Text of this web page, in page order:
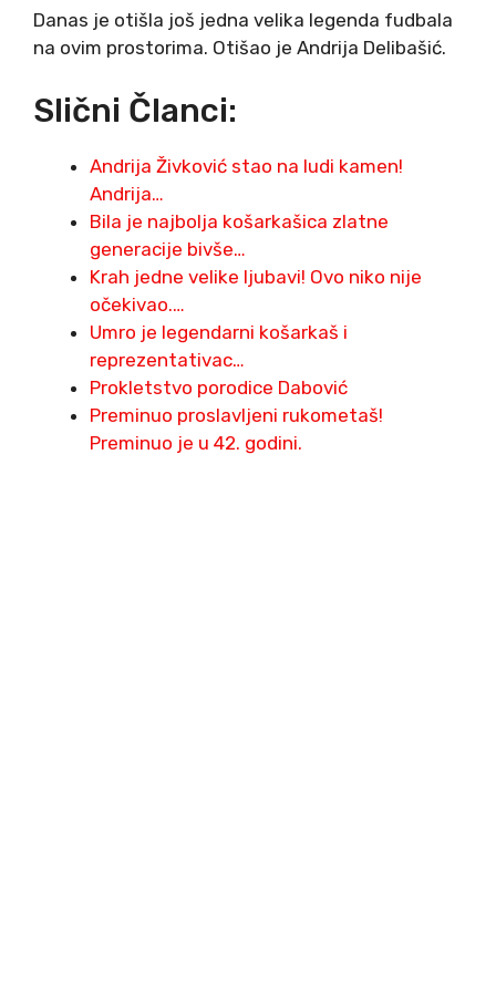
Danas je otišla još jedna velika legenda fudbala
na ovim prostorima. Otišao je Andrija Delibašić.
Slični Članci:
Andrija Živković stao na ludi kamen!
Andrija…
Bila je najbolja košarkašica zlatne
generacije bivše…
Krah jedne velike ljubavi! Ovo niko nije
očekivao.…
Umro je legendarni košarkaš i
reprezentativac…
Prokletstvo porodice Dabović
Preminuo proslavljeni rukometaš!
Preminuo je u 42. godini.